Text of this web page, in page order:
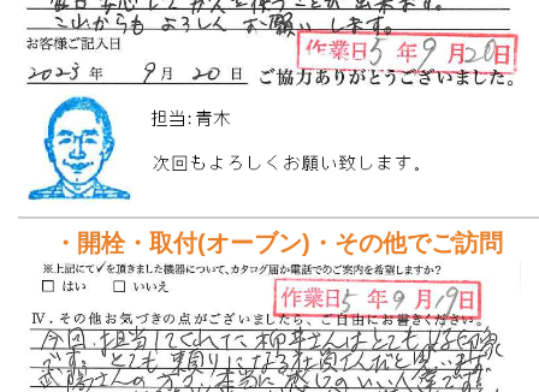
・開栓・取付(オーブン)・その他でご訪問